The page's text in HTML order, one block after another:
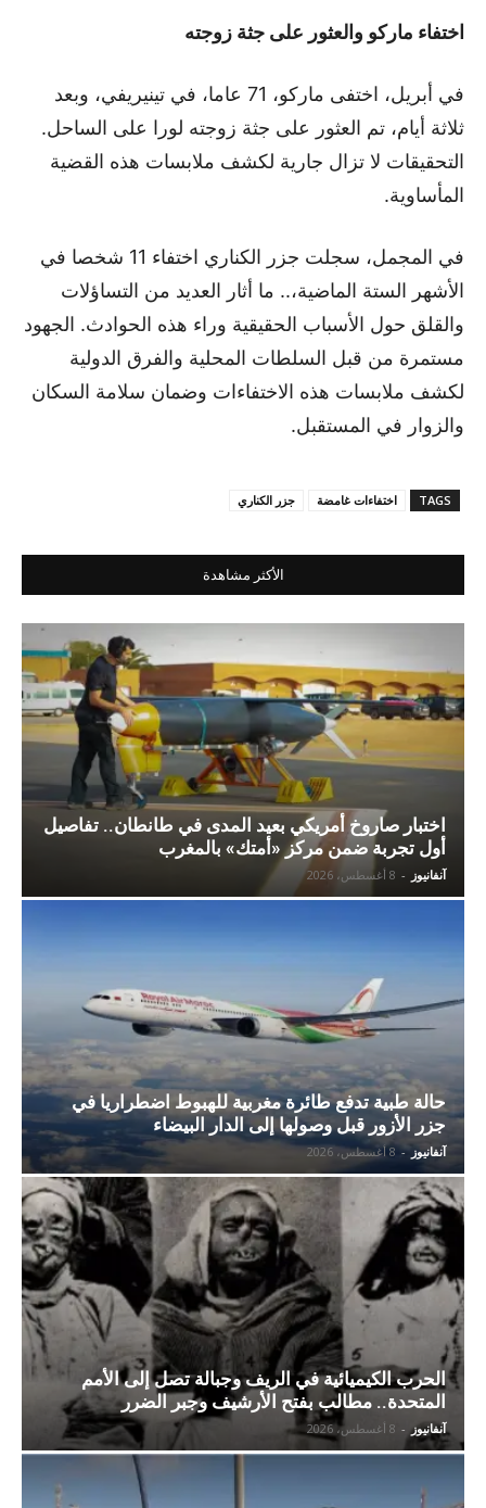
اختفاء ماركو والعثور على جثة زوجته
في أبريل، اختفى ماركو، 71 عاما، في تينيريفي، وبعد
ثلاثة أيام، تم العثور على جثة زوجته لورا على الساحل.
التحقيقات لا تزال جارية لكشف ملابسات هذه القضية
المأساوية.
في المجمل، سجلت جزر الكناري اختفاء 11 شخصا في
الأشهر الستة الماضية،.. ما أثار العديد من التساؤلات
والقلق حول الأسباب الحقيقية وراء هذه الحوادث. الجهود
مستمرة من قبل السلطات المحلية والفرق الدولية
لكشف ملابسات هذه الاختفاءات وضمان سلامة السكان
والزوار في المستقبل.
TAGS اختفاءات غامضة جزر الكناري
الأكثر مشاهدة
اختبار صاروخ أمريكي بعيد المدى في طانطان.. تفاصيل
أول تجربة ضمن مركز «أمتك» بالمغرب
آنفانيوز - 8 أغسطس، 2026
حالة طبية تدفع طائرة مغربية للهبوط اضطراريا في
جزر الأزور قبل وصولها إلى الدار البيضاء
آنفانيوز - 8 أغسطس، 2026
الحرب الكيميائية في الريف وجبالة تصل إلى الأمم
المتحدة.. مطالب بفتح الأرشيف وجبر الضرر
آنفانيوز - 8 أغسطس، 2026